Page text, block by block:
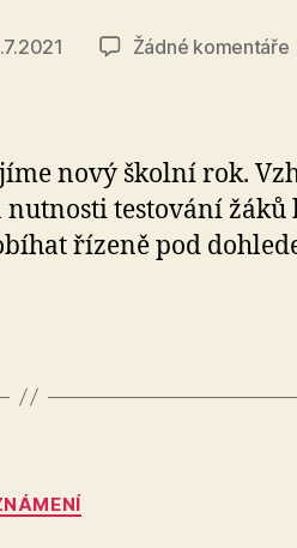
Žádné komentářeu
nový školní rok.
testování žáků
řízeně pod
Rubriky